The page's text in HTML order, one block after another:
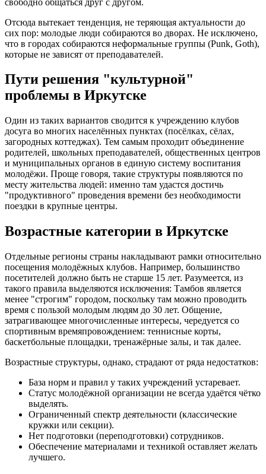
Отсюда вытекает тенденция, не теряющая актуальности до
сих пор: молодые люди собираются во дворах. Не исключено,
что в городах собираются неформальные группы (Punk, Goth),
которые не зависят от преподавателей.
Пути решения "культурной"
проблемы в Иркутске
Один из таких вариантов сводится к учреждению клубов
досуга во многих населённых пунктах (посёлках, сёлах,
загородных коттеджах). Тем самым проходит объединение
родителей, школьных преподавателей, общественных центров
и муниципальных органов в единую систему воспитания
молодёжи. Проще говоря, такие структуры появляются по
месту жительства людей: именно там удастся достичь
"продуктивного" проведения времени без необходимости
поездки в крупные центры.
Возрастные категории в Иркутске
Отдельные регионы страны накладывают рамки относительно
посещения молодёжных клубов. Например, большинство
посетителей должно быть не старше 15 лет. Разумеется, из
такого правила выделяются исключения: Тамбов является
менее "строгим" городом, поскольку там можно проводить
время с пользой молодым людям до 30 лет. Общение,
затрагивающее многочисленные интересы, чередуется со
спортивным времяпровождением: теннисные корты,
баскетбольные площадки, тренажёрные залы, и так далее.
Возрастные структуры, однако, страдают от ряда недостатков:
База норм и правил у таких учреждений устаревает.
Статус молодёжной организации не всегда удаётся чётко
выделять.
Ограниченный спектр деятельности (классические
кружки или секции).
Нет подготовки (переподготовки) сотрудников.
Обеспечение материалами и техникой оставляет желать
лучшего.